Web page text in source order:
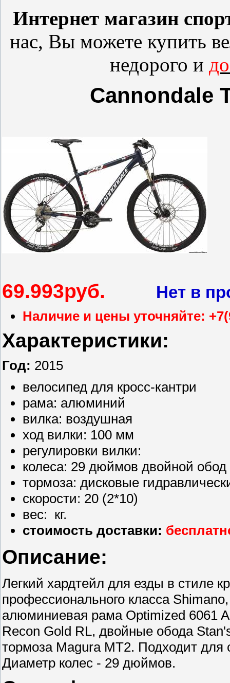
Интернет магазин
нас, Вы можете купить
недорого и
Cannondale
69.993руб. Нет в
Наличие и цены уточняйте:
Характеристики:
Год: 2015
велосипед для кросс-кантри
рама: алюминий
вилка: воздушная
ход вилки: 100 мм
регулировки вилки:
колеса: 29 дюймов двойной обод
тормоза: дисковые
скорости: 20 (2*10)
вес: кг.
стоимость доставки:
Описание:
Легкий хардтейл для езды в стиле
профессионального класса
алюминиевая рама Optimized 6061
Recon Gold RL, двойные обода
тормоза Magura MT2. Подходит для
Диаметр колес - 29 дюймов.